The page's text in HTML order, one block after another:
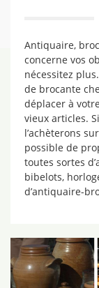
Antiquaire,
concerne vos
nécessitez
de brocante
déplacer à
vieux articles.
l’achèterons
possible de
toutes sortes
bibelots,
d’antiquaire-